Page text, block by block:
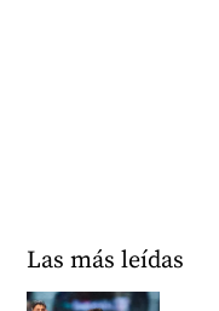
Las más leídas